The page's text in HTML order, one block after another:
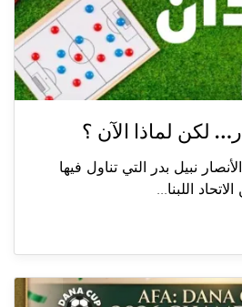
لكن لماذا الآن ؟
نبيل بدر التي تناول فيها
اللبنا...